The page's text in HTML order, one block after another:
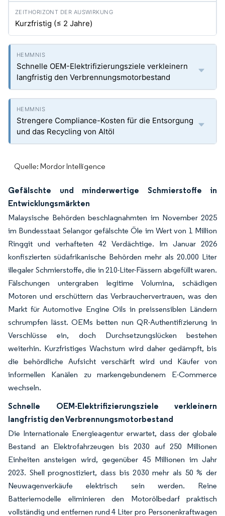
Kurzfristig (≤ 2 Jahre)
Schnelle OEM-Elektrifizierungsziele verkleinern
langfristig den Verbrennungsmotorbestand
Strengere Compliance-Kosten für die Entsorgung
und das Recycling von Altöl
Quelle: Mordor Intelligence
Gefälschte und minderwertige Schmierstoffe in
Entwicklungsmärkten
Malaysische Behörden beschlagnahmten im November 2025
im Bundesstaat Selangor gefälschte Öle im Wert von 1 Million
Ringgit und verhafteten 42 Verdächtige. Im Januar 2026
konfiszierten südafrikanische Behörden mehr als 20.000 Liter
illegaler Schmierstoffe, die in 210-Liter-Fässern abgefüllt waren.
Fälschungen untergraben legitime Volumina, schädigen
Motoren und erschüttern das Verbrauchervertrauen, was den
Markt für Automotive Engine Oils in preissensiblen Ländern
schrumpfen lässt. OEMs betten nun QR-Authentifizierung in
Verschlüsse ein, doch Durchsetzungslücken bestehen
weiterhin. Kurzfristiges Wachstum wird daher gedämpft, bis
die behördliche Aufsicht verschärft wird und Käufer von
informellen Kanälen zu markengebundenem E-Commerce
wechseln.
Schnelle OEM-Elektrifizierungsziele verkleinern
langfristig den Verbrennungsmotorbestand
Die Internationale Energieagentur erwartet, dass der globale
Bestand an Elektrofahrzeugen bis 2030 auf 250 Millionen
Einheiten ansteigen wird, gegenüber 45 Millionen im Jahr
2023. Shell prognostiziert, dass bis 2030 mehr als 50 % der
Neuwagenverkäufe elektrisch sein werden. Reine
Batteriemodelle eliminieren den Motorölbedarf praktisch
vollständig und entfernen rund 4 Liter pro Personenkraftwagen